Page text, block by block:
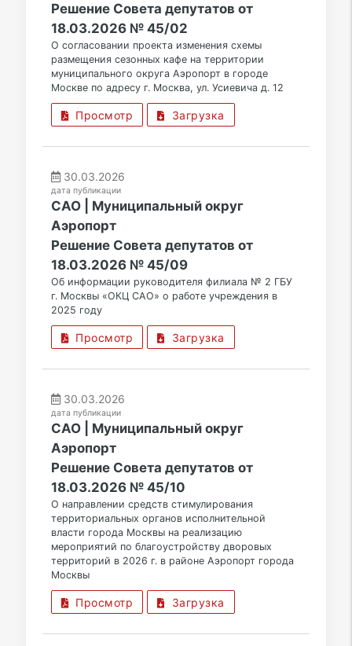
Решение Совета депутатов от
18.03.2026 № 45/02
О согласовании проекта изменения схемы
размещения сезонных кафе на территории
муниципального округа Аэропорт в городе
Москве по адресу г. Москва, ул. Усиевича д. 12
Просмотр Загрузка
30.03.2026
дата публикации
САО | Муниципальный округ
Аэропорт
Решение Совета депутатов от
18.03.2026 № 45/09
Об информации руководителя филиала № 2 ГБУ
г. Москвы «ОКЦ САО» о работе учреждения в
2025 году
Просмотр Загрузка
30.03.2026
дата публикации
САО | Муниципальный округ
Аэропорт
Решение Совета депутатов от
18.03.2026 № 45/10
О направлении средств стимулирования
территориальных органов исполнительной
власти города Москвы на реализацию
мероприятий по благоустройству дворовых
территорий в 2026 г. в районе Аэропорт города
Москвы
Просмотр Загрузка